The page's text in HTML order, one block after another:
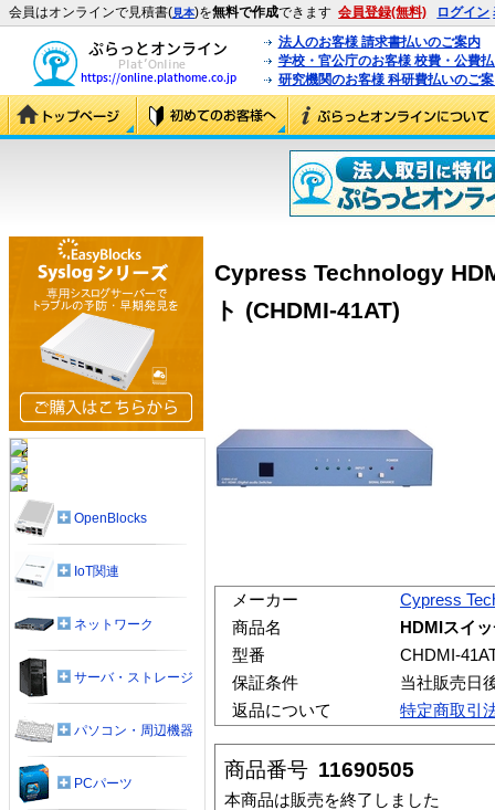
会員はオンラインで見積書(見本)を無料で作成できます 会員登録(無料) ログイン
法人のお客様 請求書払いのご案内
学校・官公庁のお客様 校費・公費
研究機関のお客様 科研費払いのご
Cypress Technology
ト (CHDMI-41AT)
メーカー
Cypress
商品名
HDMIスイ
型番
CHDMI-
保証条件
当社販売日
返品について
特定商取引
商品番号 11690505
本商品は販売を終了しました
OpenBlocks
IoT関連
ネットワーク
サーバ・ストレージ
パソコン・周辺機器
PCパーツ